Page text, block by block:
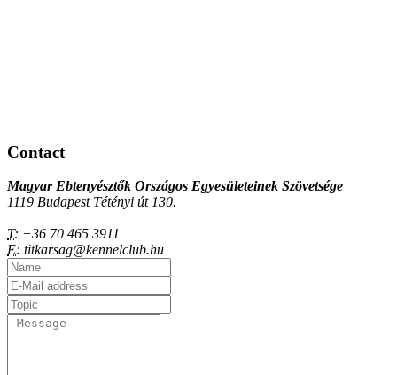
Contact
Magyar Ebtenyésztők Országos Egyesületeinek Szövetsége
1119 Budapest Tétényi út 130.
T: +36 70 465 3911
E: titkarsag@kennelclub.hu